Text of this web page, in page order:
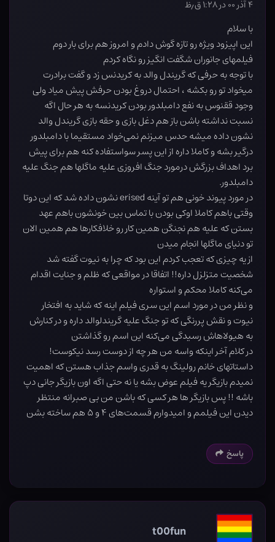
۴ آذر ۰۰ در ۱:۲۸ ق٫ظ
با سلام
این اپیزود ویژه رو تازه گوش دادم و امروز هم برای بار دوم
فیلمهای جانوران شگفت انگیز رو نگاه کردم
با توجه به حرفی که گریندل والد به کریدنس زد و گفت برادرت
میخواد تو رو بکشه ، احتمال دروغ بودن حرفش پیش میاد ولی
وجود ققنوس به نفع دامبلدور بودن کریدنسه به هر حال اگه
نسبت نداشته باشن باز هم دغل بازی و حقه بازی گریندل والد
نشون داده میشه حدس میزنم نمی‌خواد مستقیما با دامبلدور
درگیر بشه و کاملا داره از این پسر سواستفاده کنه هم برای پیش
برد اهداف بزرگش درمورد جنگ افروزی علیه ماگلها هم جنگ علیه
دامبلدور.
در مورد پیوند خونی هم تو آینه erised نشون داده شد که این دوتا
وقتی باهم کاملا اوکی بودن با تماس بین خونشون باهم عهد
بستن که علیه هم نجنگن همین کار رو خلافکارها هم همین الان
تو دنیای ماگلها انجام میدن
از یه چیزی که تعجب کردم این بود که چرا به نیوت گفته شد
شخصیت متزلزل داره!! اتفاقا در مواقعی که ظلم و جنایت اقدام
می‌کنه کاملا محکم و استواره
و نظر من در مورد اسم این سری فیلم اینه که شاید به افتخار
نیوت و نقش پررنگی که تو جنگ علیه گریندلوالد داره و در کنارش
به هیولاهاش رسیدگی می‌کنه این اسم رو گذاشتن
در کلام آخر اینکه واسه من هر چه از دوست رسد نیکوست!
داستاتهای خانم رولینگ به قدری واسم جذاب هستن که اهمیت
نمیدم بازیگر یه فیلم عوض بشه یا نه حتی اگه اون بازیگر جانی دپ
باشه !! پس بازیگر ها هر کسی که باشن من بی صبرانه منتظر
دیدن این فیلمم و امیدوارم قسمت‌های ۴ و ۵ هم ساخته بشن
پاسخ
t00fun